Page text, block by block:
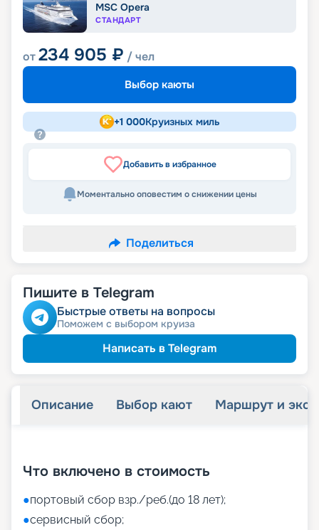
MSC Opera
СТАНДАРТ
от234 905 ₽ / чел
Выбор каюты
+1 000Круизных миль
Добавить в избранное
Моментально оповестим о снижении цены
Поделиться
Пишите в Telegram
Быстрые ответы на вопросы
Поможем с выбором круиза
Написать в Telegram
Описание Выбор кают Маршрут и
Что включено в стоимость
●портовый сбор взр./реб.(до 18 лет);
●сервисный сбор;